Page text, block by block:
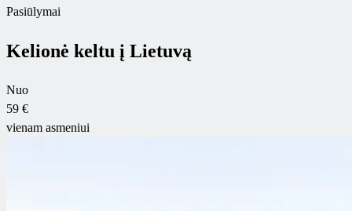
Pasiūlymai
Kelionė keltu į Lietuvą
Nuo
59 €
vienam asmeniui